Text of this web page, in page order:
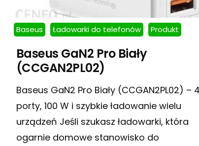
Baseus Ładowarki do telefonów Produkt
Baseus GaN2 Pro Biały
(CCGAN2PL02)
Baseus GaN2 Pro Biały (CCGAN2PL02) –
porty, 100 W i szybkie ładowanie wielu
urządzeń Jeśli szukasz ładowarki, która
ogarnie domowe stanowisko do